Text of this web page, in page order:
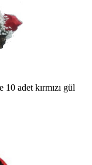
adet kırmızı gül